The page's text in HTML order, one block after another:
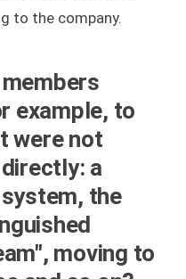
to the company.
example, to
were not
a
the
moving to